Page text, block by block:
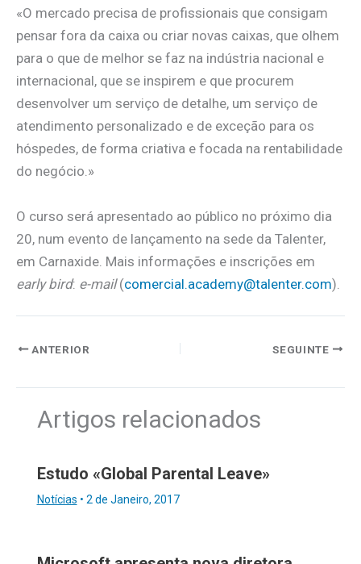
«O mercado precisa de profissionais que consigam
pensar fora da caixa ou criar novas caixas, que olhem
para o que de melhor se faz na indústria nacional e
internacional, que se inspirem e que procurem
desenvolver um serviço de detalhe, um serviço de
atendimento personalizado e de exceção para os
hóspedes, de forma criativa e focada na rentabilidade
do negócio.»
O curso será apresentado ao público no próximo dia
20, num evento de lançamento na sede da Talenter,
em Carnaxide. Mais informações e inscrições em
early bird: e-mail(comercial.academy@talenter.com).
ANTERIOR SEGUINTE
Artigos relacionados
Estudo «Global Parental Leave»
Notícias • 2 de Janeiro, 2017